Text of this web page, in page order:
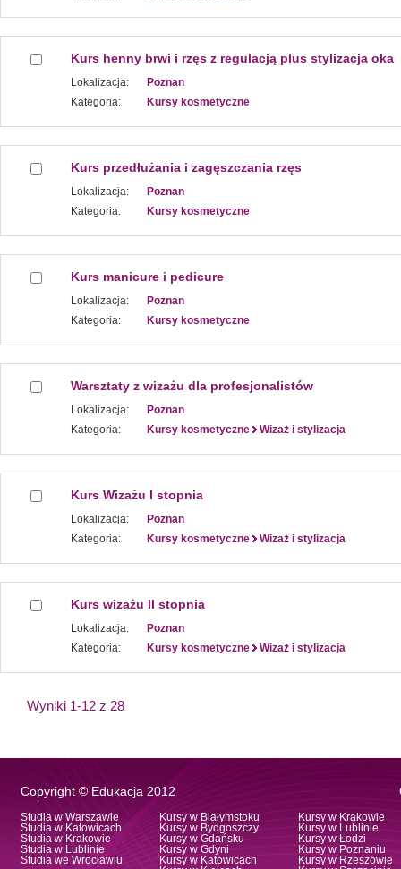
Kurs henny brwi i rzęs z regulacją plus stylizacja oka
Lokalizacja:
Poznan
Kategoria:
Kursy kosmetyczne
Kurs przedłużania i zagęszczania rzęs
Lokalizacja:
Poznan
Kategoria:
Kursy kosmetyczne
Kurs manicure i pedicure
Lokalizacja:
Poznan
Kategoria:
Kursy kosmetyczne
Warsztaty z wizażu dla profesjonalistów
Lokalizacja:
Poznan
Kategoria:
Kursy kosmetyczne Wizaż i stylizacja
Kurs Wizażu I stopnia
Lokalizacja:
Poznan
Kategoria:
Kursy kosmetyczne Wizaż i stylizacja
Kurs wizażu II stopnia
Lokalizacja:
Poznan
Kategoria:
Kursy kosmetyczne Wizaż i stylizacja
Wyniki 1-12 z 28
Copyright © Edukacja 2012
Studia w Warszawie
Studia w Katowicach
Studia w Krakowie
Studia w Lublinie
Studia we Wrocławiu
Kursy w Białymstoku
Kursy w Bydgoszczy
Kursy w Gdańsku
Kursy w Gdyni
Kursy w Katowicach
Kursy w Krakowie
Kursy w Lublinie
Kursy w Łodzi
Kursy w Poznaniu
Kursy w Rzeszowie